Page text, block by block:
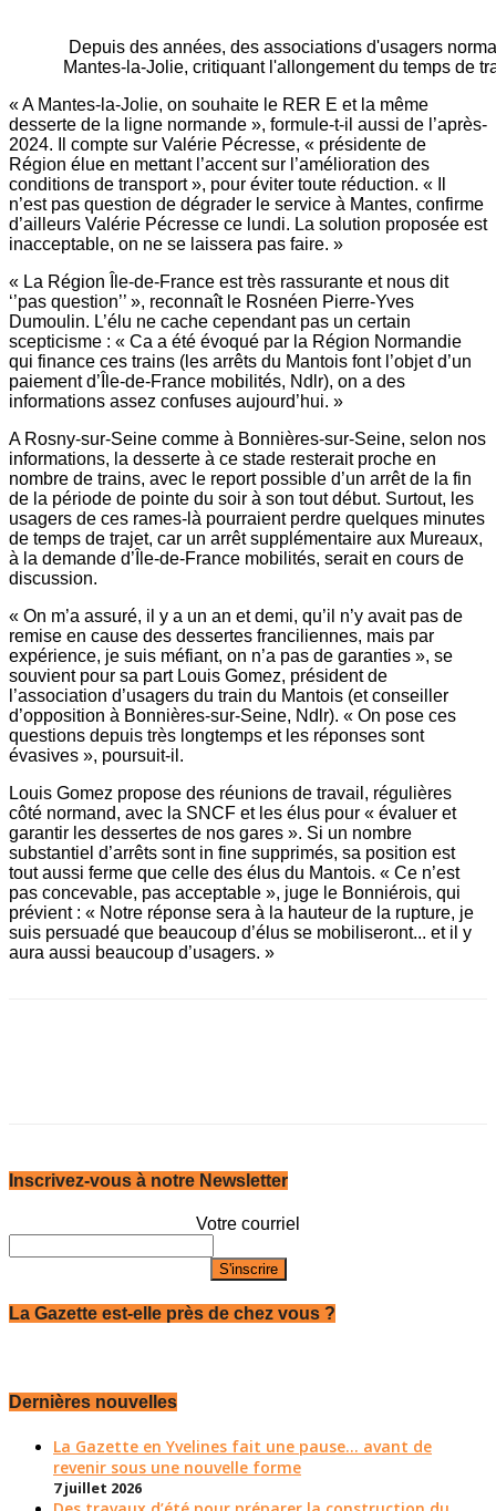
Depuis des années, des associations d'usagers
Mantes-la-Jolie, critiquant l'allongement du temps de
« A Mantes-la-Jolie, on souhaite le RER E et la même
desserte de la ligne normande », formule-t-il aussi de l’après-
2024. Il compte sur Valérie Pécresse, « présidente de
Région élue en mettant l’accent sur l’amélioration des
conditions de transport », pour éviter toute réduction. « Il
n’est pas question de dégrader le service à Mantes, confirme
d’ailleurs Valérie Pécresse ce lundi. La solution proposée est
inacceptable, on ne se laissera pas faire. »
« La Région Île-de-France est très rassurante et nous dit
‘’pas question’’ », reconnaît le Rosnéen Pierre-Yves
Dumoulin. L’élu ne cache cependant pas un certain
scepticisme : « Ca a été évoqué par la Région Normandie
qui finance ces trains (les arrêts du Mantois font l’objet d’un
paiement d’Île-de-France mobilités, Ndlr), on a des
informations assez confuses aujourd’hui. »
A Rosny-sur-Seine comme à Bonnières-sur-Seine, selon nos
informations, la desserte à ce stade resterait proche en
nombre de trains, avec le report possible d’un arrêt de la fin
de la période de pointe du soir à son tout début. Surtout, les
usagers de ces rames-là pourraient perdre quelques minutes
de temps de trajet, car un arrêt supplémentaire aux Mureaux,
à la demande d’Île-de-France mobilités, serait en cours de
discussion.
« On m’a assuré, il y a un an et demi, qu’il n’y avait pas de
remise en cause des dessertes franciliennes, mais par
expérience, je suis méfiant, on n’a pas de garanties », se
souvient pour sa part Louis Gomez, président de
l’association d’usagers du train du Mantois (et conseiller
d’opposition à Bonnières-sur-Seine, Ndlr). « On pose ces
questions depuis très longtemps et les réponses sont
évasives », poursuit-il.
Louis Gomez propose des réunions de travail, régulières
côté normand, avec la SNCF et les élus pour « évaluer et
garantir les dessertes de nos gares ». Si un nombre
substantiel d’arrêts sont in fine supprimés, sa position est
tout aussi ferme que celle des élus du Mantois. « Ce n’est
pas concevable, pas acceptable », juge le Bonniérois, qui
prévient : « Notre réponse sera à la hauteur de la rupture, je
suis persuadé que beaucoup d’élus se mobiliseront... et il y
aura aussi beaucoup d’usagers. »
Inscrivez-vous à notre Newsletter
Votre courriel
La Gazette est-elle près de chez vous ?
Dernières nouvelles
La Gazette en Yvelines fait une pause... avant de
revenir sous une nouvelle forme
7 juillet 2026